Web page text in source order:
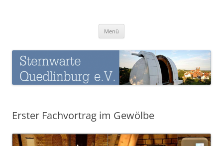
Menü
Erster Fachvortrag im Gewölbe